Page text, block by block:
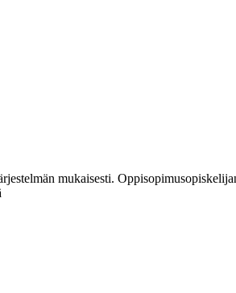
mukaisesti.